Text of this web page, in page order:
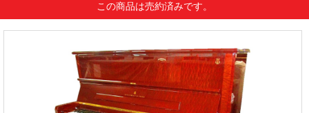
この商品は売約済みです。